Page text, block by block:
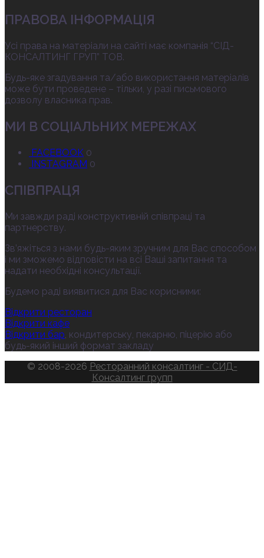
ПРАВОВА ІНФОРМАЦІЯ
Усі права на матеріали на сайті має компанія “СІД-
КОНСАЛТИНГ ГРУП” ТОВ.
Будь-яке згадування та/або використання матеріалів
може бути проведене – тільки, у разі письмового
дозволу власника прав.
МИ В СОЦІАЛЬНИХ МЕРЕЖАХ
FACEBOOK 0
INSTAGRAM 0
СПІВПРАЦЯ
Ми завжди раді конструктивній співпраці та
партнерству.
Зв’яжіться з нами будь-яким зручним для Вас способом
і ми зможемо відповісти на всі Ваші запитання та
надати необхідні консультації.
Будемо раді виявитися для Вас корисними:
Відкрити ресторан
Відкрити кафе
Відкрити бар, кондитерську, пекарню, піцерію або
будь-який інший формат закладу
© 2008-2026 Ресторанний консалтинг - СИД-
Консалтинг групп